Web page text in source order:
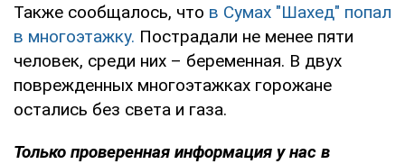
Также сообщалось, что в Сумах "Шахед" попал
в многоэтажку. Пострадали не менее пяти
человек, среди них – беременная. В двух
поврежденных многоэтажках горожане
остались без света и газа.
Только проверенная информация у нас в